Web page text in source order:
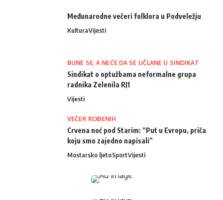
Međunarodne večeri folklora u Podveležju
KulturaVijesti
BUNE SE, A NEĆE DA SE UČLANE U SINDIKAT
Sindikat o optužbama neformalne grupa
radnika Zelenila RJ1
Vijesti
VEČER ROĐENIH
Crvena noć pod Starim: “Put u Evropu, priča
koju smo zajedno napisali”
Mostarsko ljetoSportVijesti